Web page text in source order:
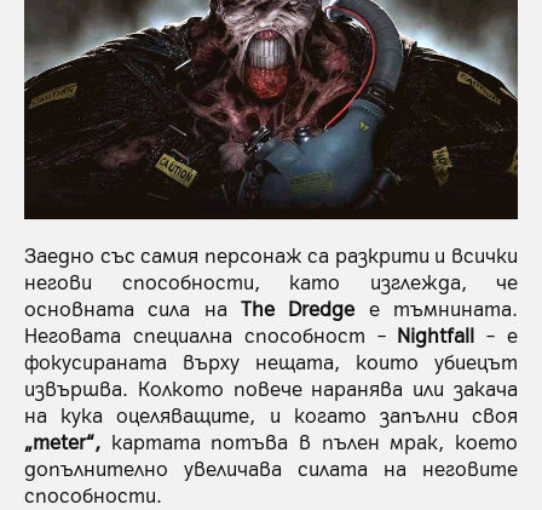
Заедно със самия персонаж са разкрити и всички
негови способности, като изглежда, че
основната сила на The Dredge е тъмнината.
Неговата специална способност – Nightfall– е
фокусираната върху нещата, които убиецът
извършва. Колкото повече наранява или закача
на кука оцеляващите, и когато запълни своя
„meter“, картата потъва в пълен мрак, което
допълнително увеличава силата на неговите
способности.